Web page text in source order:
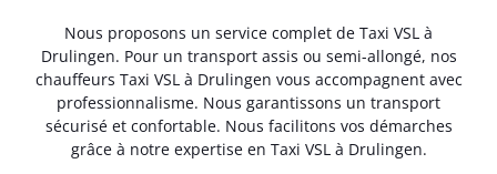
Nous proposons un service complet de Taxi VSL à
Drulingen. Pour un transport assis ou semi-allongé, nos
chauffeurs Taxi VSL à Drulingen vous accompagnent avec
professionnalisme. Nous garantissons un transport
sécurisé et confortable. Nous facilitons vos démarches
grâce à notre expertise en Taxi VSL à Drulingen.